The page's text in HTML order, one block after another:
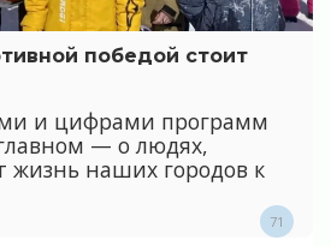
победой стоит
и цифрами программ
— о людях,
жизнь наших городов к
71